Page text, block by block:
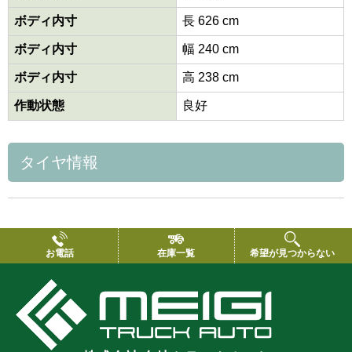
ボディ内寸 長 626 cm
ボディ内寸 幅 240 cm
ボディ内寸 高 238 cm
作動状態 良好
タイヤ情報
お電話 在庫一覧 希望が見つからない